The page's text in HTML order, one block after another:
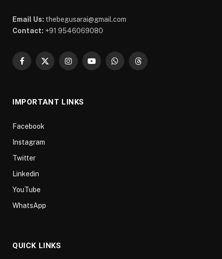
Email Us: thebegusarai@gmail.com
Contact: +91 9546069080
Facebook
X
InstagramYouTubeWhatsAppThreads
IMPORTANT LINKS
Facebook
Instagram
Twitter
Linkedin
YouTube
WhatsApp
QUICK LINKS